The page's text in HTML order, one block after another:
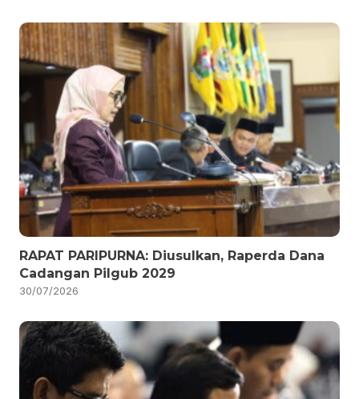
RAPAT PARIPURNA: Diusulkan, Raperda Dana
Cadangan Pilgub 2029
30/07/2026